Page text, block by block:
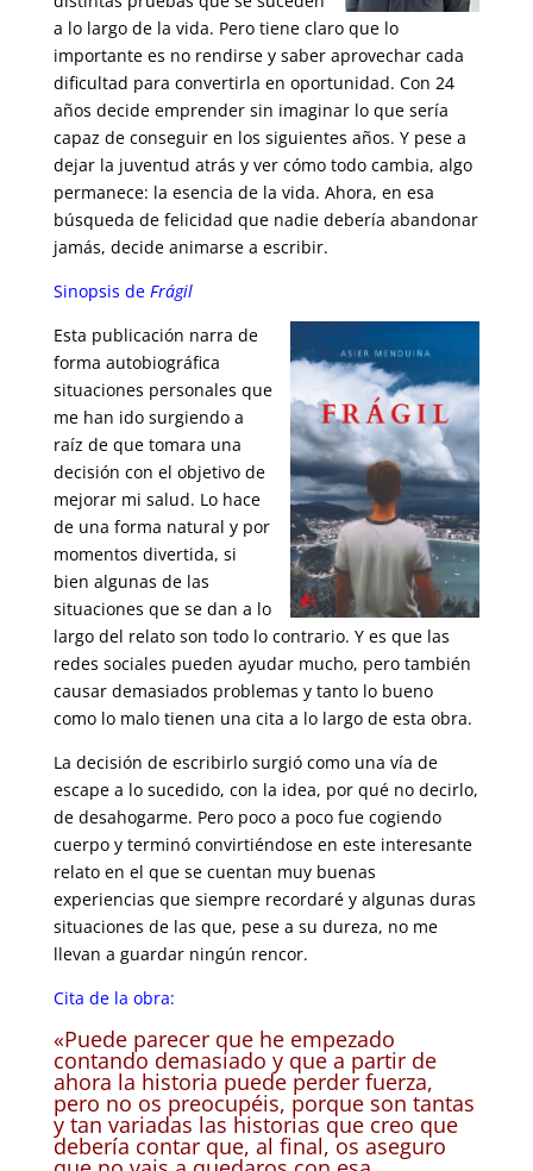
a lo largo de la vida. Pero tiene claro que lo
importante es no rendirse y saber aprovechar cada
dificultad para convertirla en oportunidad. Con 24
años decide emprender sin imaginar lo que sería
capaz de conseguir en los siguientes años. Y pese a
dejar la juventud atrás y ver cómo todo cambia, algo
permanece: la esencia de la vida. Ahora, en esa
búsqueda de felicidad que nadie debería abandonar
jamás, decide animarse a escribir.
Sinopsis de Frágil
Esta publicación narra de
forma autobiográfica
situaciones personales que
me han ido surgiendo a
raíz de que tomara una
decisión con el objetivo de
mejorar mi salud. Lo hace
de una forma natural y por
momentos divertida, si
bien algunas de las
situaciones que se dan a lo
largo del relato son todo lo contrario. Y es que las
redes sociales pueden ayudar mucho, pero también
causar demasiados problemas y tanto lo bueno
como lo malo tienen una cita a lo largo de esta obra.
La decisión de escribirlo surgió como una vía de
escape a lo sucedido, con la idea, por qué no decirlo,
de desahogarme. Pero poco a poco fue cogiendo
cuerpo y terminó convirtiéndose en este interesante
relato en el que se cuentan muy buenas
experiencias que siempre recordaré y algunas duras
situaciones de las que, pese a su dureza, no me
llevan a guardar ningún rencor.
Cita de la obra:
«Puede parecer que he empezado
contando demasiado y que a partir de
ahora la historia puede perder fuerza,
pero no os preocupéis, porque son tantas
y tan variadas las historias que creo que
debería contar que, al final, os aseguro